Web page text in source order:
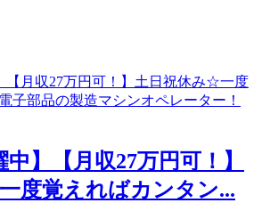
中】【月収27万円可！】
度覚えればカンタン...